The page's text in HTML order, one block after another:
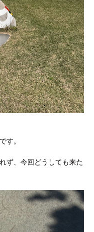
す。
ず、今回どうしても来た